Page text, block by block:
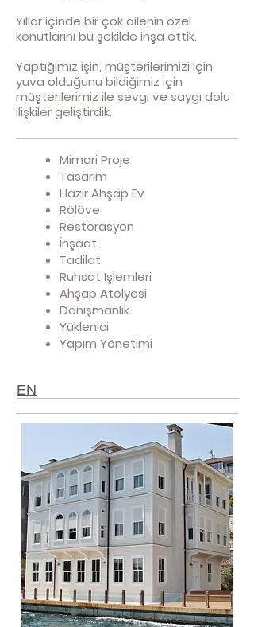
Yıllar içinde bir çok ailenin özel
konutlarını bu şekilde inşa ettik.
Yaptığımız işin, müşterilerimizi için
yuva olduğunu bildiğimiz için
müşterilerimiz ile sevgi ve saygı dolu
ilişkiler geliştirdik.
Mimari Proje
Tasarım
Hazır Ahşap Ev
Rölöve
Restorasyon
İnşaat
Tadilat
Ruhsat İşlemleri
Ahşap Atölyesi
Danışmanlık
Yüklenici
Yapım Yönetimi
EN